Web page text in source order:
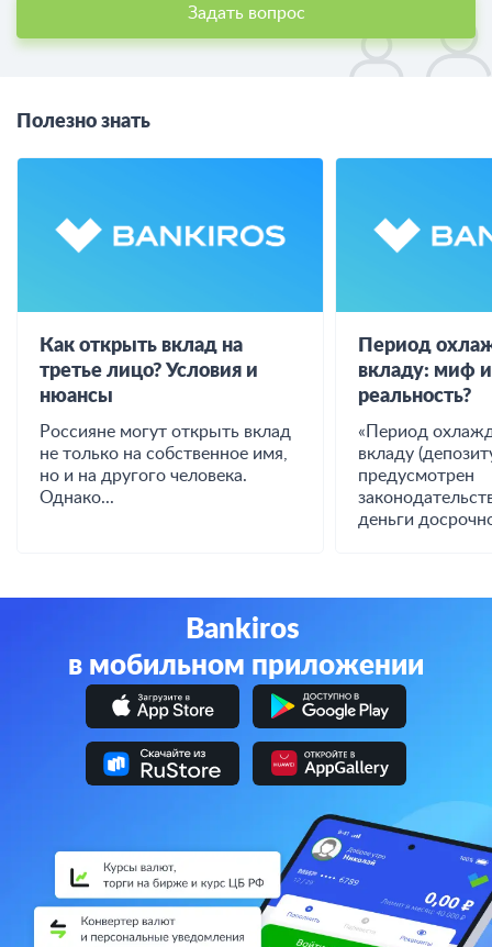
Задать вопрос
Полезно знать
Как открыть вклад на
третье лицо? Условия и
нюансы
Россияне могут открыть вклад
не только на собственное имя,
но и на другого человека.
Однако...
Период
вкладу: миф
реальность?
«Период
вкладу
предусмотрен
деньги
Bankiros
в мобильном приложении